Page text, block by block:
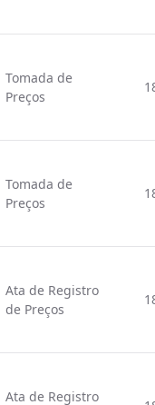
Tomada de
Preços
Tomada de
Preços
Ata de Registro
de Preços
Ata de Registro